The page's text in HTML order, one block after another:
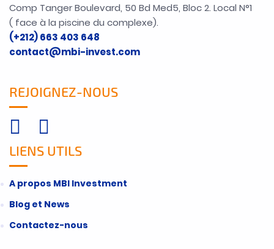
Comp Tanger Boulevard, 50 Bd Med5, Bloc 2. Local N°1
( face à la piscine du complexe).
(+212) 663 403 648
contact@mbi-invest.com
REJOIGNEZ-NOUS
LIENS UTILS
A propos MBI Investment
Blog et News
Contactez-nous